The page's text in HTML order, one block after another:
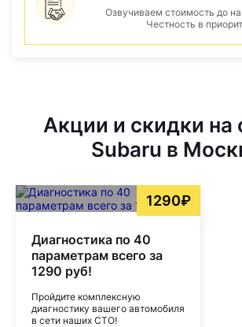
Озвучиваем стоимость до
Честность в
Акции и скидки на
Subaru в
1290₽
Диагностика по 40
параметрам всего за
1290 руб!
Пройдите комплексную
диагностику вашего автомобиля
в сети наших СТО!